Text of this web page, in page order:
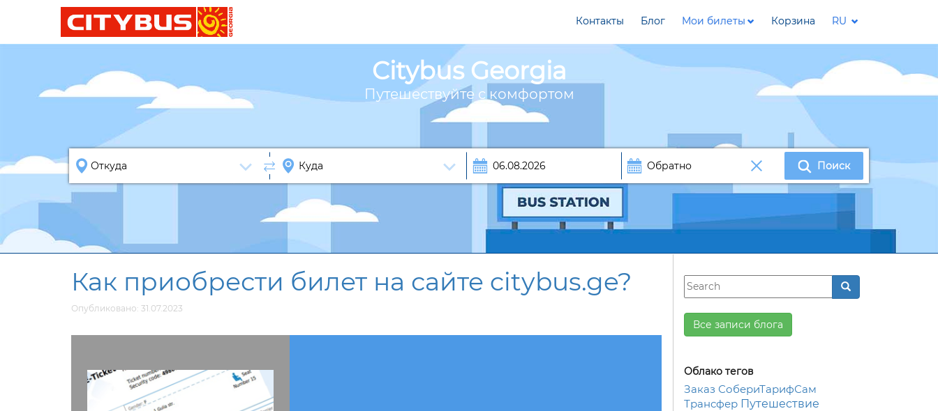
Контакты Блог Мои билеты Корзина RU
Citybus Georgia
Путешествуйте с комфортом
Поиск
Как приобрести билет на сайте citybus.ge?
Опубликовано: 31.07.2023
Все записи блога
Облако тегов
Заказ СобериТарифСам
Трансфер Путешествие